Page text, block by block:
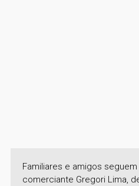
Familiares e amigos
comerciante Gregori Lima,